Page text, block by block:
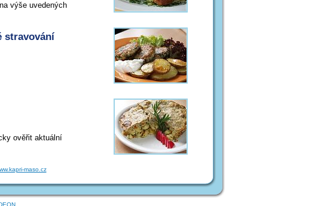
výše uvedených
stravování
ověřit aktuální
maso.cz